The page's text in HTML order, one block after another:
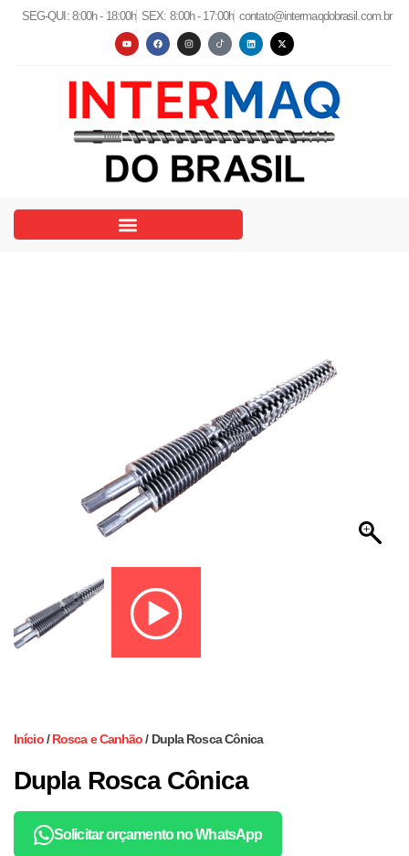
SEG-QUI: 8:00h - 18:00h SEX: 8:00h - 17:00h contato@intermaqdobrasil.com.br
Início/Rosca e Canhão/ Dupla Rosca Cônica
Dupla Rosca Cônica
Solicitar orçamento no WhatsApp